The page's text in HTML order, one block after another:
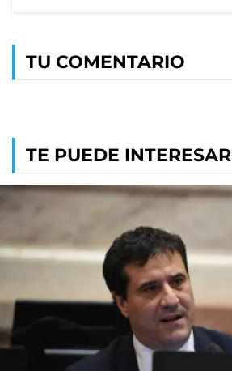
TU COMENTARIO
TE PUEDE INTERESAR